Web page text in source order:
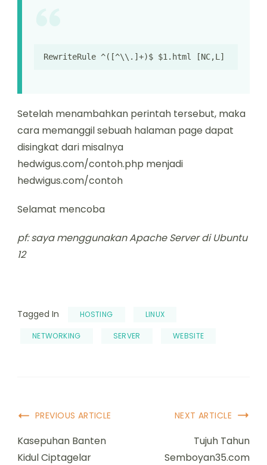
RewriteRule ^([^\\.]+)$ $1.html [NC,L]
Setelah menambahkan perintah tersebut, maka
cara memanggil sebuah halaman page dapat
disingkat dari misalnya
hedwigus.com/contoh.php menjadi
hedwigus.com/contoh
Selamat mencoba
pf: saya menggunakan Apache Server di Ubuntu
12
Tagged In HOSTING LINUX
NETWORKING SERVER WEBSITE
Post
Navigation
PREVIOUS ARTICLE
Kasepuhan Banten
Kidul Ciptagelar
NEXT ARTICLE
Tujuh Tahun
Semboyan35.com